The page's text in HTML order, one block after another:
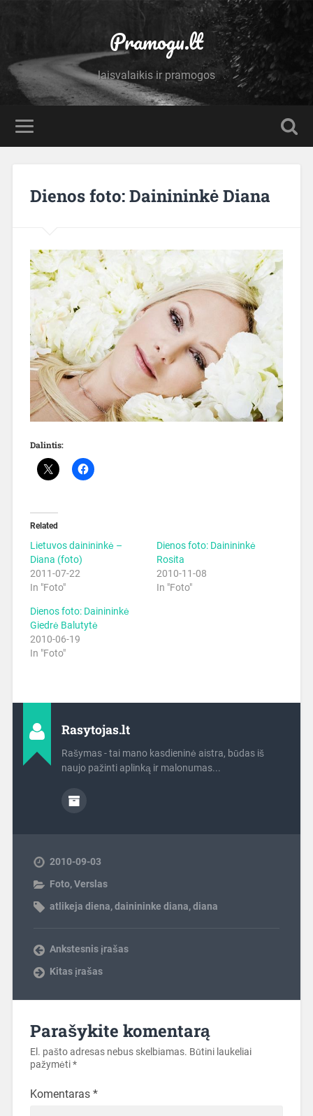
Pramogu.lt
laisvalaikis ir pramogos
Dienos foto: Dainininkė Diana
Dalintis:
Related
Lietuvos dainininkė –
Diana (foto)
2011-07-22
In "Foto"
Dienos foto: Dainininkė
Rosita
2010-11-08
In "Foto"
Dienos foto: Dainininkė
Giedrė Balutytė
2010-06-19
In "Foto"
Rasytojas.lt
Rašymas - tai mano kasdieninė aistra, būdas iš
naujo pažinti aplinką ir malonumas...
2010-09-03
Foto,Verslas
atlikeja diena,dainininke diana,diana
Ankstesnis įrašas
Kitas įrašas
Parašykite komentarą
El. pašto adresas nebus skelbiamas. Būtini laukeliai
pažymėti*
Komentaras *